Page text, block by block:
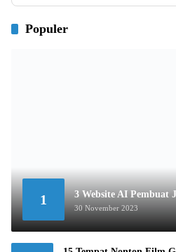
Populer
1 3 Website AI Pembuat
30 November 2023